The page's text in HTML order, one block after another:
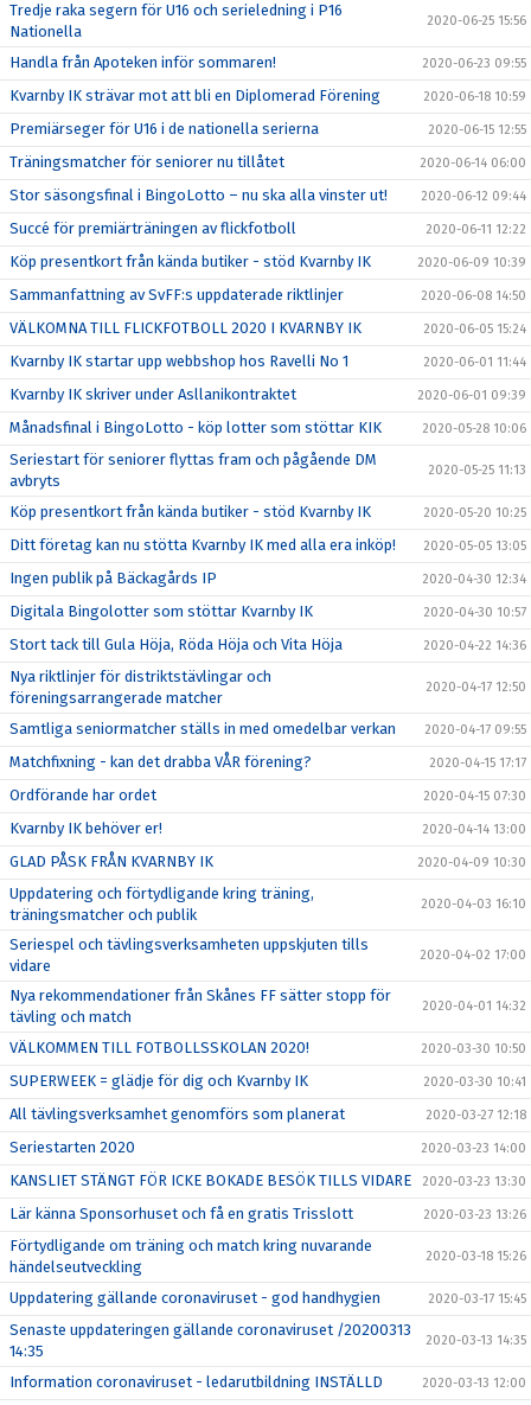
Tredje raka segern för U16 och serieledning i P16
Nationella
2020-06-25 15:56
Handla från Apoteken inför sommaren! 2020-06-23 09:55
Kvarnby IK strävar mot att bli en Diplomerad Förening 2020-06-18 10:59
Premiärseger för U16 i de nationella serierna 2020-06-15 12:55
Träningsmatcher för seniorer nu tillåtet 2020-06-14 06:00
Stor säsongsfinal i BingoLotto – nu ska alla vinster ut! 2020-06-12 09:44
Succé för premiärträningen av flickfotboll 2020-06-11 12:22
Köp presentkort från kända butiker - stöd Kvarnby IK 2020-06-09 10:39
Sammanfattning av SvFF:s uppdaterade riktlinjer 2020-06-08 14:50
VÄLKOMNA TILL FLICKFOTBOLL 2020 I KVARNBY IK 2020-06-05 15:24
Kvarnby IK startar upp webbshop hos Ravelli No 1 2020-06-01 11:44
Kvarnby IK skriver under Asllanikontraktet 2020-06-01 09:39
Månadsfinal i BingoLotto - köp lotter som stöttar KIK 2020-05-28 10:06
Seriestart för seniorer flyttas fram och pågående DM
avbryts
2020-05-25 11:13
Köp presentkort från kända butiker - stöd Kvarnby IK 2020-05-20 10:25
Ditt företag kan nu stötta Kvarnby IK med alla era inköp! 2020-05-05 13:05
Ingen publik på Bäckagårds IP 2020-04-30 12:34
Digitala Bingolotter som stöttar Kvarnby IK 2020-04-30 10:57
Stort tack till Gula Höja, Röda Höja och Vita Höja 2020-04-22 14:36
Nya riktlinjer för distriktstävlingar och
föreningsarrangerade matcher
2020-04-17 12:50
Samtliga seniormatcher ställs in med omedelbar verkan 2020-04-17 09:55
Matchfixning - kan det drabba VÅR förening? 2020-04-15 17:17
Ordförande har ordet 2020-04-15 07:30
Kvarnby IK behöver er! 2020-04-14 13:00
GLAD PÅSK FRÅN KVARNBY IK 2020-04-09 10:30
Uppdatering och förtydligande kring träning,
träningsmatcher och publik
2020-04-03 16:10
Seriespel och tävlingsverksamheten uppskjuten tills
vidare
2020-04-02 17:00
Nya rekommendationer från Skånes FF sätter stopp för
tävling och match
2020-04-01 14:32
VÄLKOMMEN TILL FOTBOLLSSKOLAN 2020! 2020-03-30 10:50
SUPERWEEK = glädje för dig och Kvarnby IK 2020-03-30 10:41
All tävlingsverksamhet genomförs som planerat 2020-03-27 12:18
Seriestarten 2020 2020-03-23 14:00
KANSLIET STÄNGT FÖR ICKE BOKADE BESÖK TILLS VIDARE 2020-03-23 13:30
Lär känna Sponsorhuset och få en gratis Trisslott 2020-03-23 13:26
Förtydligande om träning och match kring nuvarande
händelseutveckling
2020-03-18 15:26
Uppdatering gällande coronaviruset - god handhygien 2020-03-17 15:45
Senaste uppdateringen gällande coronaviruset /20200313
14:35
2020-03-13 14:35
Information coronaviruset - ledarutbildning INSTÄLLD 2020-03-13 12:00